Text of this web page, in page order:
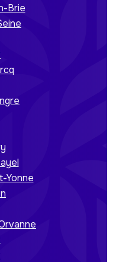
Brie
Yonne